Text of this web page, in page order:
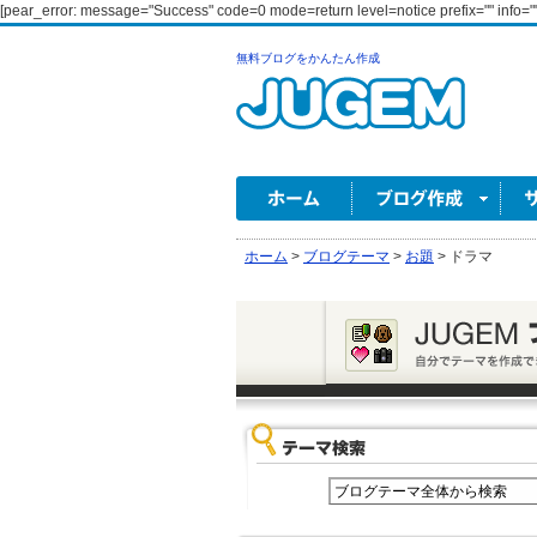
[pear_error: message="Success" code=0 mode=return level=notice prefix=""
無料ブログをかんたん作成
ホーム > ブログテーマ > お題 > ドラマ